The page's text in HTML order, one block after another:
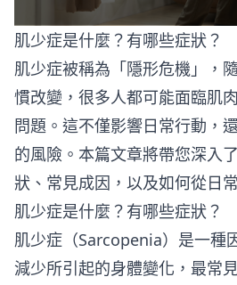
肌少症是什麼？有哪些症狀？
肌少症被稱為「隱形危機」，
慣改變，很多人都可能面臨肌
問題。這不僅影響日常行動，
的風險。本篇文章將帶您深入
狀、常見成因，以及如何從日
肌少症是什麼？有哪些症狀？
肌少症（Sarcopenia）是一種
減少所引起的身體變化，最常